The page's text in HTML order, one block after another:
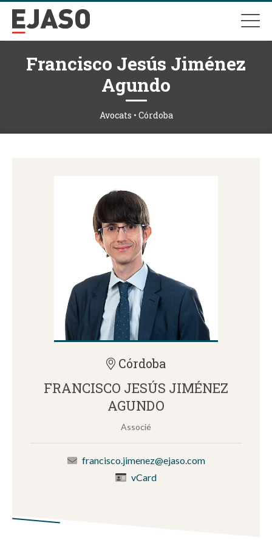
Francisco Jesús Jiménez
Agundo
Avocats • Córdoba
Córdoba
FRANCISCO JESÚS JIMÉNEZ
AGUNDO
Associé
francisco.jimenez@ejaso.com
vCard